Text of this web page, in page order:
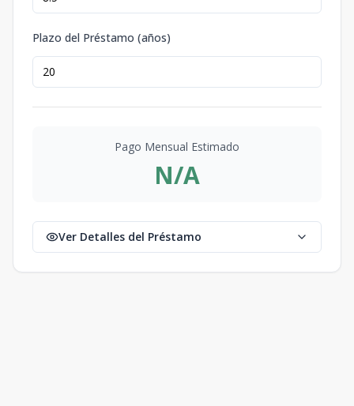
Plazo del Préstamo (años)
Pago Mensual Estimado
N/A
Ver Detalles del Préstamo